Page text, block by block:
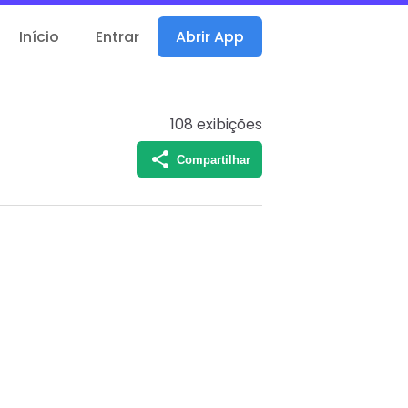
Início Entrar Abrir App
108 exibições
Compartilhar